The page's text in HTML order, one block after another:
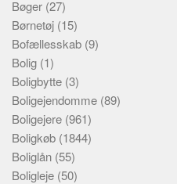
Bøger (27)
Børnetøj (15)
Bofællesskab (9)
Bolig (1)
Boligbytte (3)
Boligejendomme (89)
Boligejere (961)
Boligkøb (1844)
Boliglån (55)
Boligleje (50)